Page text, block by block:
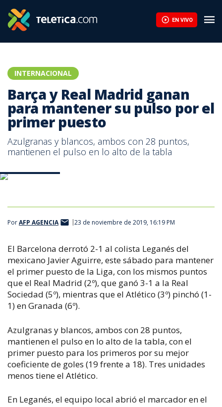
EN VIVO
INTERNACIONAL
Barça y Real Madrid ganan
para mantener su pulso por el
primer puesto
Azulgranas y blancos, ambos con 28 puntos,
mantienen el pulso en lo alto de la tabla
PorAFP AGENCIA 23 de noviembre de 2019, 16:19 PM
El Barcelona derrotó 2-1 al colista Leganés del
mexicano Javier Aguirre, este sábado para mantener
el primer puesto de la Liga, con los mismos puntos
que el Real Madrid (2º), que ganó 3-1 a la Real
Sociedad (5º), mientras que el Atlético (3º) pinchó (1-
1) en Granada (6º).
Azulgranas y blancos, ambos con 28 puntos,
mantienen el pulso en lo alto de la tabla, con el
primer puesto para los primeros por su mejor
coeficiente de goles (19 frente a 18). Tres unidades
menos tiene el Atlético.
En Leganés, el equipo local abrió el marcador en el